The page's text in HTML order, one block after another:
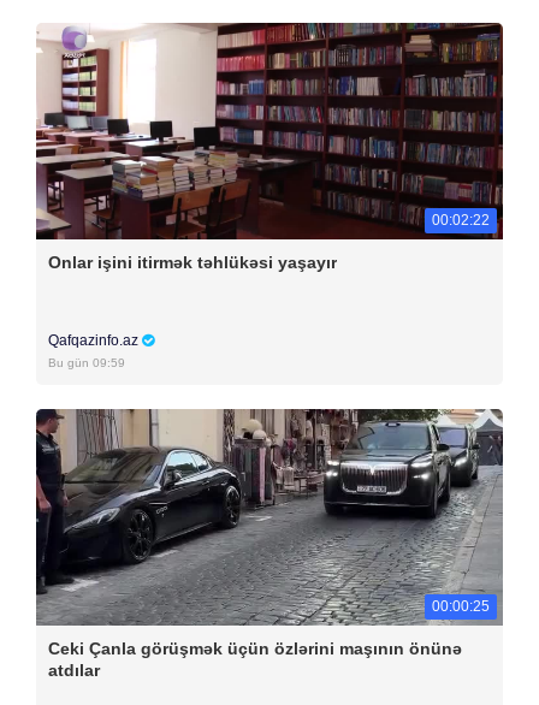
00:02:22
Onlar işini itirmək təhlükəsi yaşayır
Qafqazinfo.az
Bu gün 09:59
00:00:25
Ceki Çanla görüşmək üçün özlərini maşının önünə
atdılar